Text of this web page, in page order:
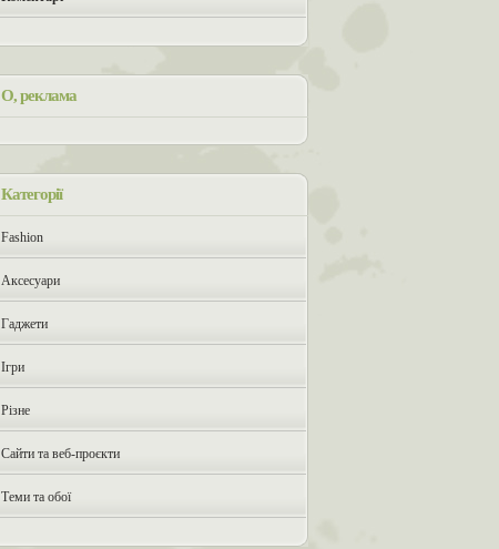
О, реклама
Категорії
Fashion
Аксесуари
Гаджети
Ігри
Різне
Сайти та веб-проєкти
Теми та обої